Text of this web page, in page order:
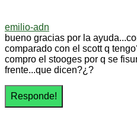
emilio-adn
bueno gracias por la
comparado con el scott q
compro el stooges por q se
frente...que dicen?¿?